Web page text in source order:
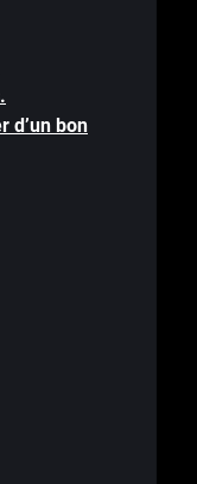
d’un bon